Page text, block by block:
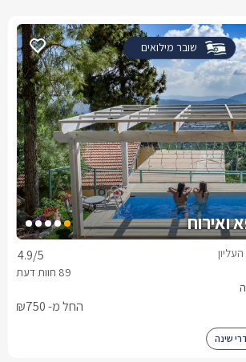
שובר מילואים
ואירוח
4.9/5
החל מ- ₪750